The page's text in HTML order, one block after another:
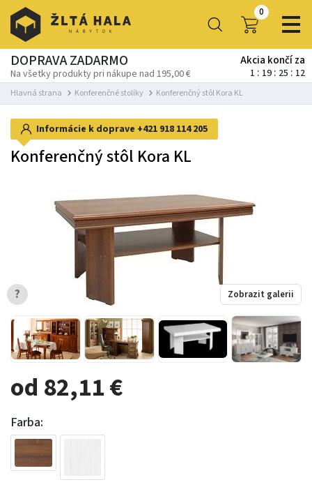
0
DOPRAVA ZADARMO
Na všetky produkty pri nákupe nad 195,00 €
Akcia končí za
1 19 25 11
Hlavná strana Konferenčné stolíky Konferenčný stôl Kora KL
od 82,11 €
Farba:
Informácie k doprave +421 918 114 205
Konferenčný stôl Kora KL
Zobrazit galerii
?